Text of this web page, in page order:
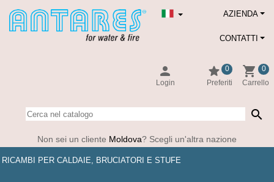
AZIENDA
person
Login
star
0
Preferiti
shopping_cart
0
Carrello
CONTATTI
search
Non sei un cliente Moldova? Scegli un'altra nazione
RICAMBI PER CALDAIE, BRUCIATORI E STUFE